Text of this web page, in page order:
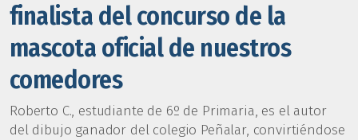
finalista del concurso de la
mascota oficial de nuestros
comedores
Roberto C., estudiante de 6º de Primaria, es el autor
del dibujo ganador del colegio Peñalar, convirtiéndose